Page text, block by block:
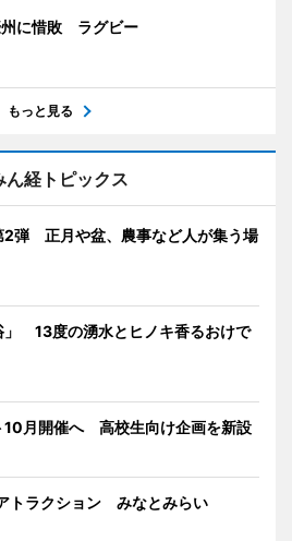
州に惜敗 ラグビー
もっと見る
ん経トピックス
2弾 正月や盆、農事など人が集う場
」 13度の湧水とヒノキ香るおけで
10月開催へ 高校生向け企画を新設
トラクション みなとみらい